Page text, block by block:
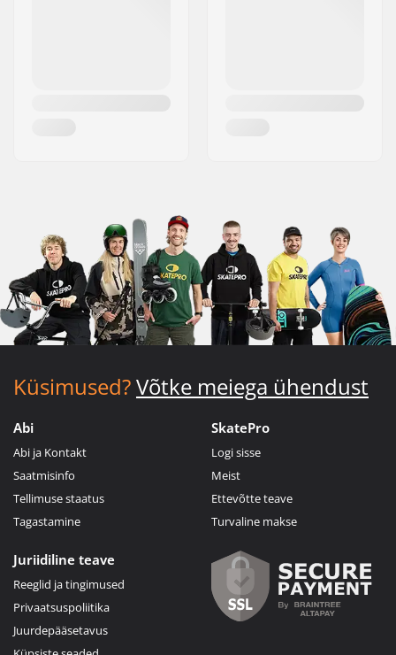
Küsimused?Võtke meiega ühendust
Abi
Abi ja Kontakt
Saatmisinfo
Tellimuse staatus
Tagastamine
SkatePro
Logi sisse
Meist
Ettevõtte teave
Turvaline makse
Juriidiline teave
Reeglid ja tingimused
Privaatsuspoliitika
Juurdepääsetavus